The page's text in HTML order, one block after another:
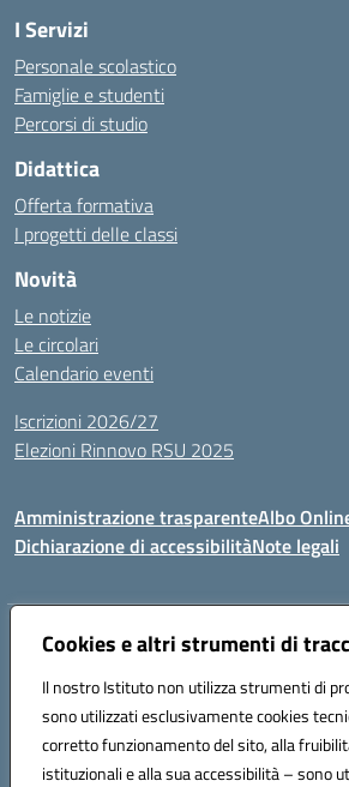
Cookies e altri strumenti di
Il nostro Istituto non utilizza strumenti di
sono utilizzati esclusivamente cookies
corretto funzionamento del sito, alla
istituzionali e alla sua accessibilità – sono
I Servizi
Personale scolastico
Famiglie e studenti
Percorsi di studio
Didattica
Offerta formativa
I progetti delle classi
Novità
Le notizie
Le circolari
Calendario eventi
Iscrizioni 2026/27
Elezioni Rinnovo RSU 2025
Amministrazione trasparenteAlbo
Dichiarazione di accessibilitàNote legali
Indirizzo:Via Cadore 1, 60124 Ancona
Posta elettronica certificata (PEC):
Codice fiscale: 93084410427
Codice meccanografico: anic81100g